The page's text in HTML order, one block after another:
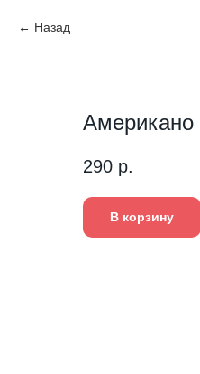
Назад
Американо
290 р.
В корзину